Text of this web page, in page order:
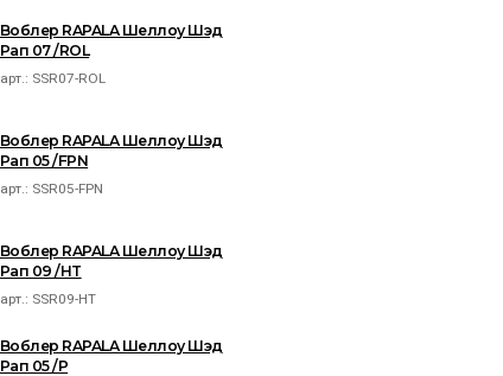
Воблер RAPALA Шеллоу Шэд
Рап 07 /ROL
арт.: SSR07-ROL
Воблер RAPALA Шеллоу Шэд
Рап 05 /FPN
арт.: SSR05-FPN
Воблер RAPALA Шеллоу Шэд
Рап 09 /HT
арт.: SSR09-HT
Воблер RAPALA Шеллоу Шэд
Рап 05 /P